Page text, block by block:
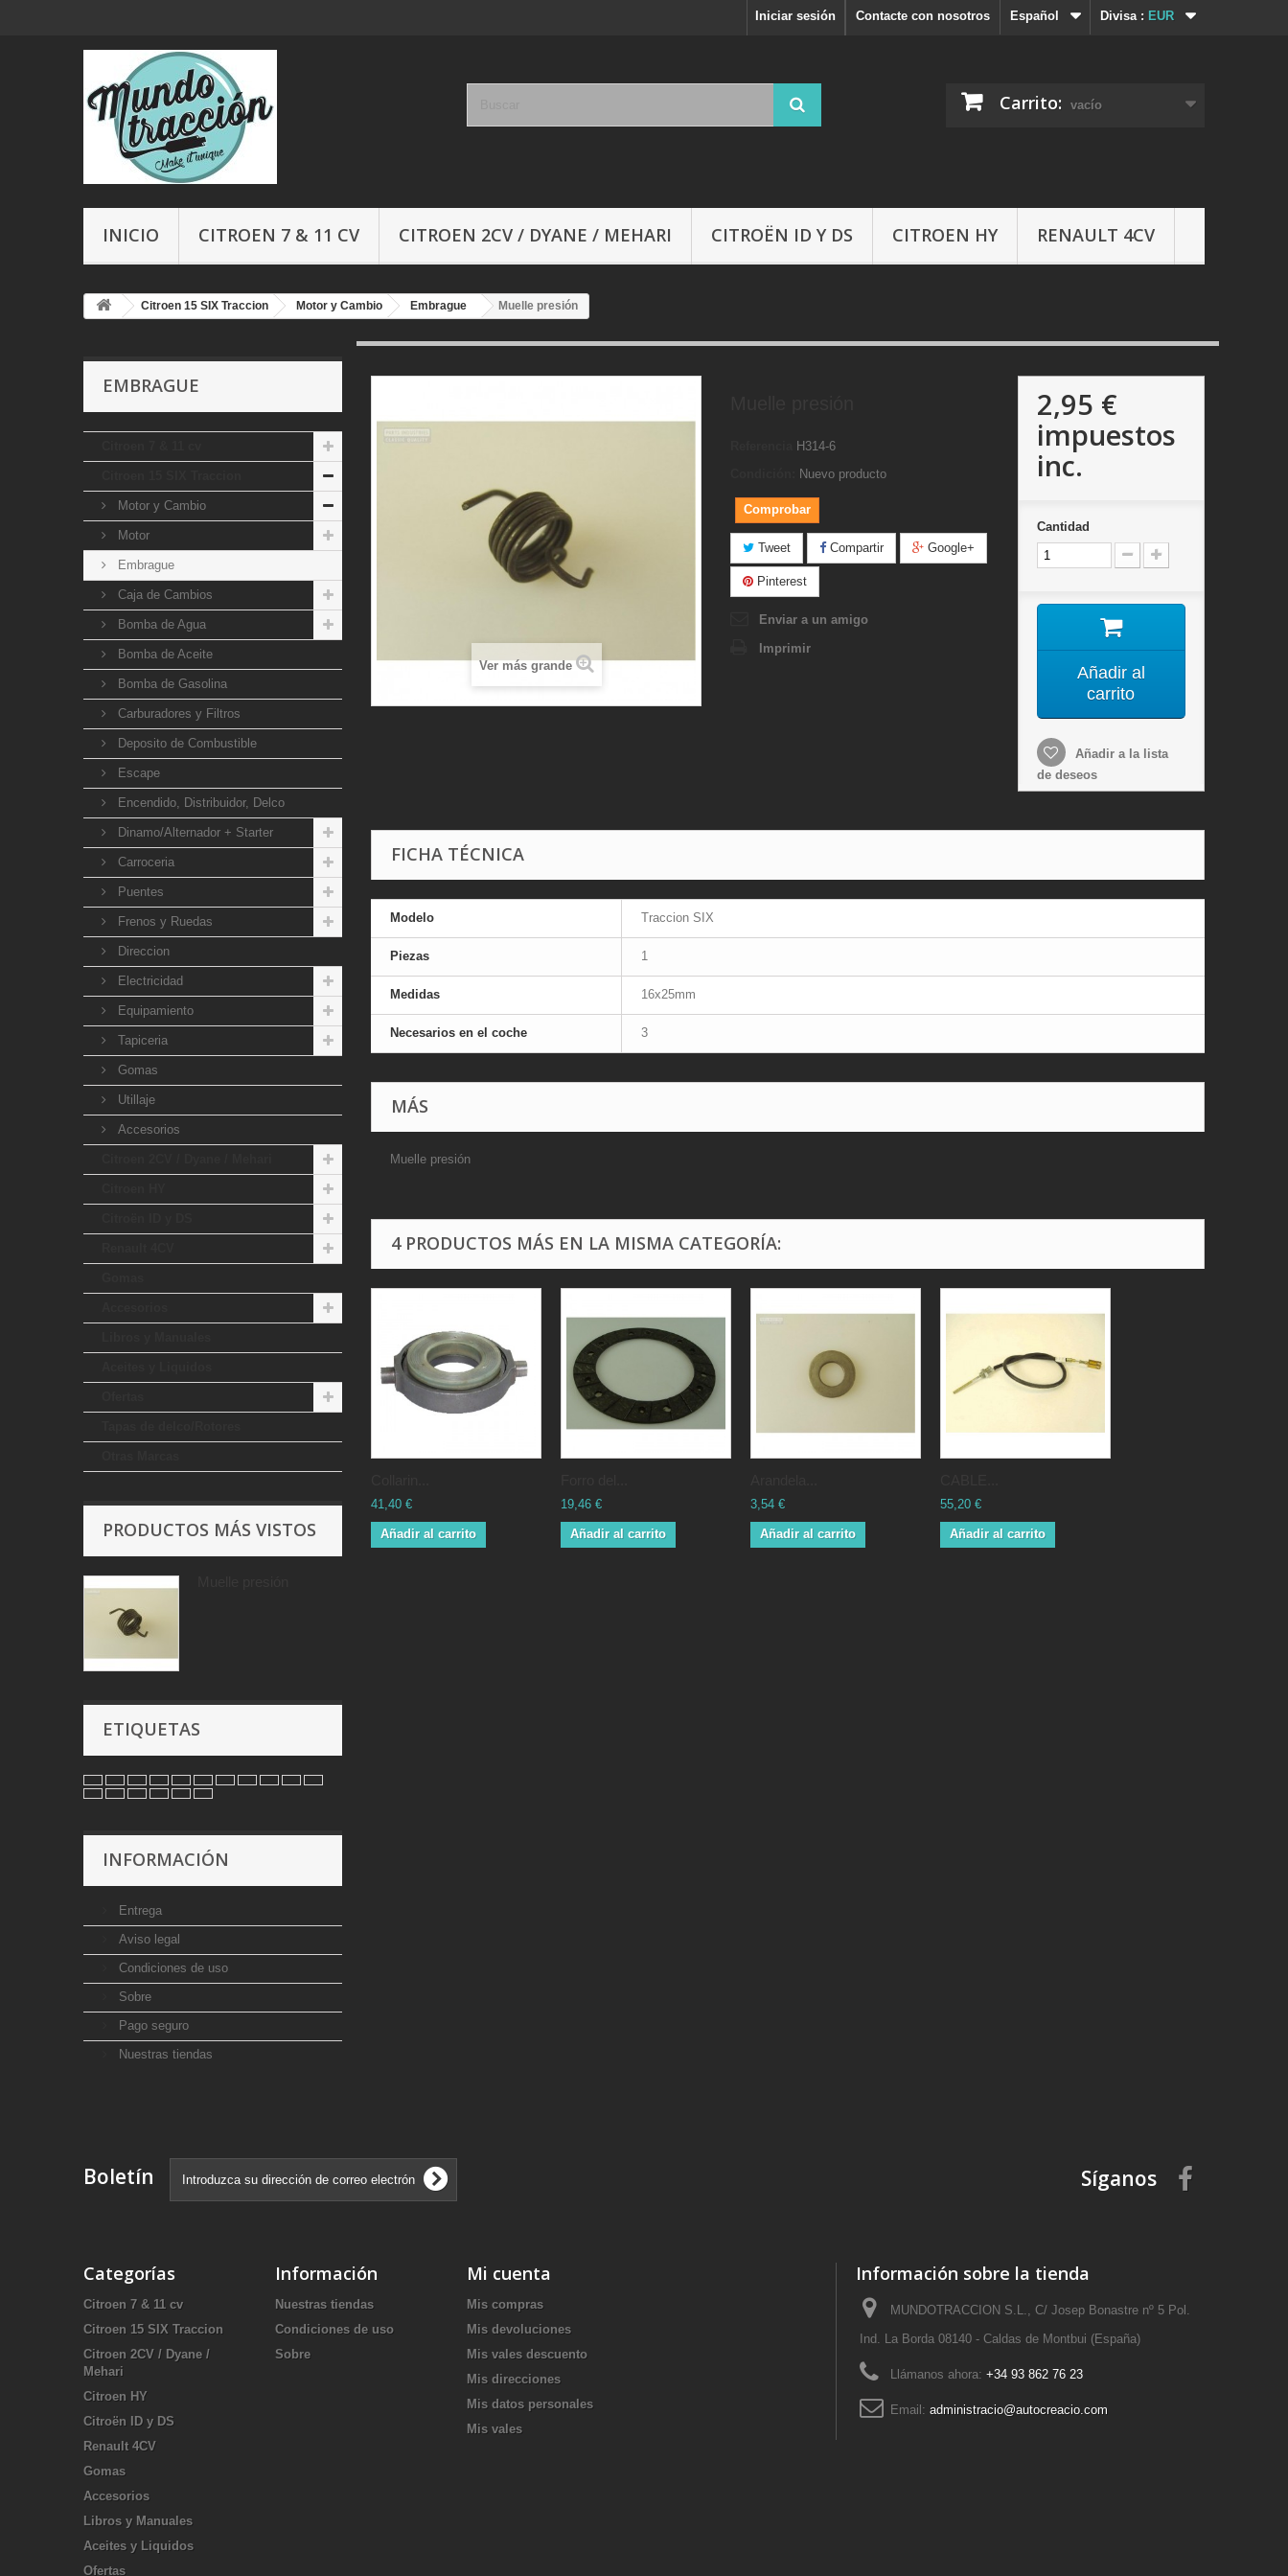
Divisa : EUR
Español
Contacte con nosotros
Iniciar sesión
Carrito: vacío
INICIO CITROEN 7 & 11 CV CITROEN 2CV / DYANE / MEHARI CITROËN ID Y DS CITROEN HY RENAULT 4CV
Citroen 15 SIX Traccion Motor y Cambio Embrague Muelle presión
EMBRAGUE
Motor y Cambio
Motor
Embrague
Caja de Cambios
Bomba de Agua
Bomba de Aceite
Bomba de Gasolina
Carburadores y Filtros
Deposito de Combustible
Escape
Encendido, Distribuidor, Delco
Dinamo/Alternador + Starter
Carroceria
Puentes
Frenos y Ruedas
Direccion
Electricidad
Equipamiento
Tapiceria
Gomas
Utillaje
Accesorios
PRODUCTOS MÁS VISTOS
ETIQUETAS
INFORMACIÓN
Entrega
Aviso legal
Condiciones de uso
Sobre
Pago seguro
Nuestras tiendas
Ver más grande
H314-6
Nuevo producto
Comprobar
Tweet Compartir Google+
Pinterest
Enviar a un amigo
Imprimir
2,95 €
impuestos
inc.
Cantidad
Añadir al
carrito
Añadir a la lista
de deseos
FICHA TÉCNICA
Modelo Traccion SIX
Piezas 1
Medidas 16x25mm
Necesarios en el coche 3
MÁS
Muelle presión
4 PRODUCTOS MÁS EN LA MISMA CATEGORÍA:
41,40 €
Añadir al carrito
19,46 €
Añadir al carrito
3,54 €
Añadir al carrito
55,20 €
Añadir al carrito
Boletín Síganos
Categorías
Citroen 7 & 11 cv
Citroen 15 SIX Traccion
Citroen 2CV / Dyane /
Mehari
Citroen HY
Citroën ID y DS
Renault 4CV
Gomas
Accesorios
Libros y Manuales
Aceites y Liquidos
Ofertas
Información
Nuestras tiendas
Condiciones de uso
Sobre
Mi cuenta
Mis compras
Mis devoluciones
Mis vales descuento
Mis direcciones
Mis datos personales
Mis vales
Información sobre la tienda
MUNDOTRACCION S.L., C/ Josep Bonastre nº 5 Pol.
Ind. La Borda 08140 - Caldas de Montbui (España)
Llámanos ahora: +34 93 862 76 23
Email: administracio@autocreacio.com